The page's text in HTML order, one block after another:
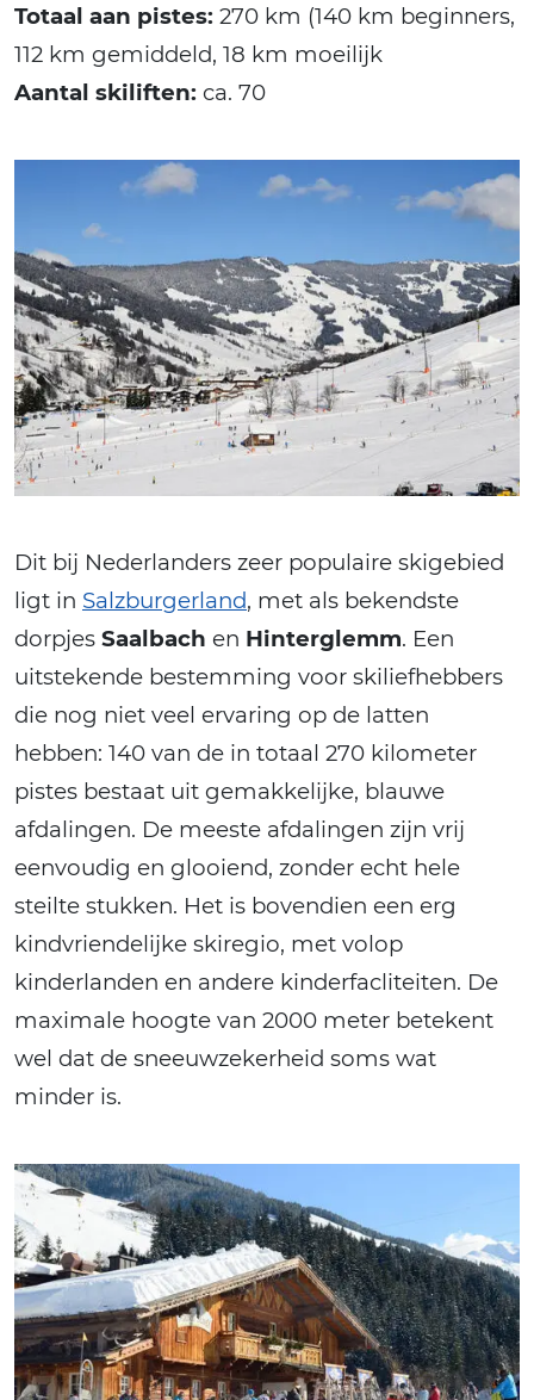
Totaal aan pistes: 270 km (140 km beginners,
112 km gemiddeld, 18 km moeilijk
Aantal skiliften: ca. 70
Dit bij Nederlanders zeer populaire skigebied
ligt in Salzburgerland, met als bekendste
dorpjes Saalbach en Hinterglemm. Een
uitstekende bestemming voor skiliefhebbers
die nog niet veel ervaring op de latten
hebben: 140 van de in totaal 270 kilometer
pistes bestaat uit gemakkelijke, blauwe
afdalingen. De meeste afdalingen zijn vrij
eenvoudig en glooiend, zonder echt hele
steilte stukken. Het is bovendien een erg
kindvriendelijke skiregio, met volop
kinderlanden en andere kinderfacliteiten. De
maximale hoogte van 2000 meter betekent
wel dat de sneeuwzekerheid soms wat
minder is.